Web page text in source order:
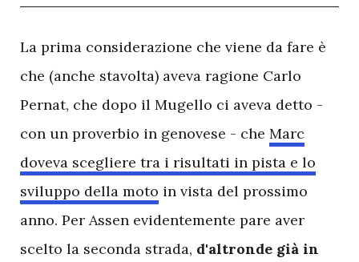
La prima considerazione che viene da fare è
che (anche stavolta) aveva ragione Carlo
Pernat, che dopo il Mugello ci aveva detto -
con un proverbio in genovese - che Marc
doveva scegliere tra i risultati in pista e lo
sviluppo della moto in vista del prossimo
anno. Per Assen evidentemente pare aver
scelto la seconda strada, d'altronde già in